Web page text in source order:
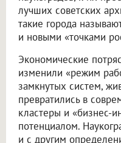
лучших советских
такие города
и новыми «точками
Экономические
изменили «режим
замкнутых систем,
превратились в
кластеры и «бизнес-
потенциалом.
и с другим